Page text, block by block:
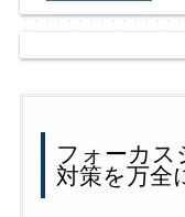
フォーカス
対策を万全